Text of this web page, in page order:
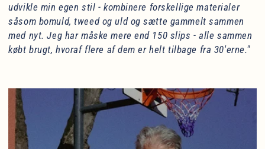
udvikle min egen stil - kombinere forskellige materialer
såsom bomuld, tweed og uld og sætte gammelt sammen
med nyt. Jeg har måske mere end 150 slips - alle sammen
købt brugt, hvoraf flere af dem er helt tilbage fra 30'erne."